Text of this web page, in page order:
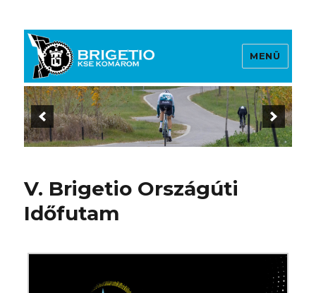
Brigetio KSE
MENÜ
V. Brigetio Országúti
Időfutam